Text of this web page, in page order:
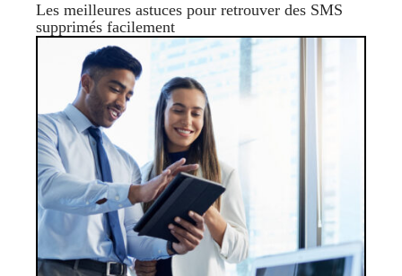
Les meilleures astuces pour retrouver des SMS
supprimés facilement